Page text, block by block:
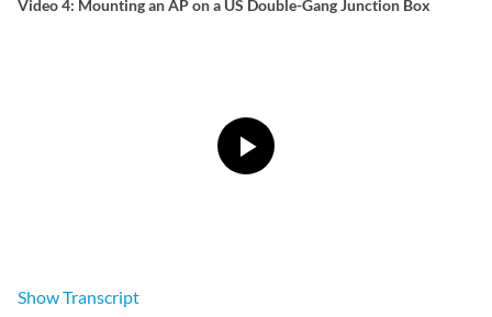
Video 4: Mounting an AP on a US Double-Gang Junction Box
ShowTranscript